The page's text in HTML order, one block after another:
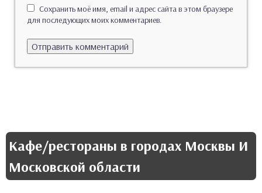
Сохранить моё имя, email и адрес сайта в этом браузере
для последующих моих комментариев.
Кафе/рестораны в городах Москвы И
Московской области